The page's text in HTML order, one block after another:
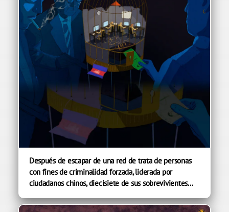
Después de escapar de una red de trata de personas
con fines de criminalidad forzada, liderada por
ciudadanos chinos, diecisiete de sus sobrevivientes...